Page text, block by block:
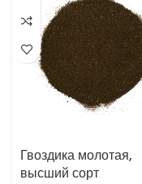
Гвоздика молотая,
высший сорт